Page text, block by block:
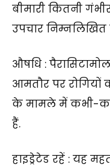
बीमारी कितनी
उपचार निम्नलिखित
औषधि :
आमतौर पर रोगियों
के मामले में कभी-कभी
हैं.
हाइड्रेटेड रहें : यह